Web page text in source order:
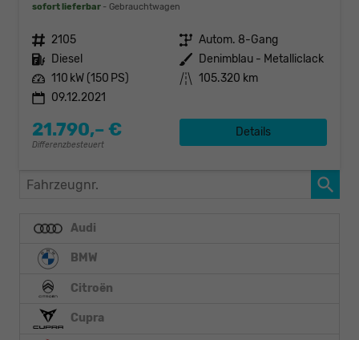
sofort lieferbar Gebrauchtwagen
Fahrzeugnr. 2105 Getriebe Autom. 8-Gang
Kraftstoff Diesel Außenfarbe Denimblau - Metalliclack
Leistung 110 kW (150 PS) Kilometerstand 105.320 km
09.12.2021
21.790,– €
Differenzbesteuert
Details
Fahrzeugnr.
Audi
BMW
Citroën
Cupra